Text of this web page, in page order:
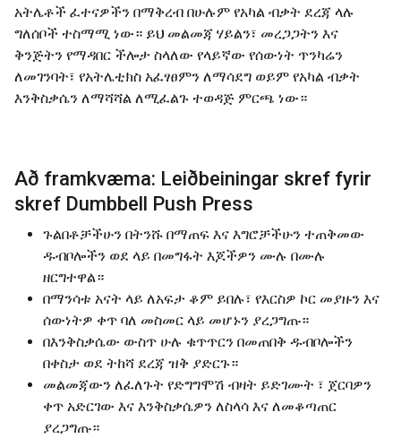
አትሌቶች ፈተናዎችን በማቅረብ በሁሉም የአካል ብቃት ደረጃ ላሉ
ግለሰቦች ተስማሚ ነው። ይህ መልመጃ ሃይልን፣ መረጋጋትን እና
ቅንጅትን የማዳበር ችሎታ ስላለው የላይኛው የሰውነት ጥንካሬን
ለመገንባት፣ የአትሌቲክስ አፈፃፀምን ለማሳደግ ወይም የአካል ብቃት
እንቅስቃሴን ለማሻሻል ለሚፈልጉ ተወዳጅ ምርጫ ነው።
Að framkvæma: Leiðbeiningar skref fyrir
skref Dumbbell Push Press
ጉልበቶቻችሁን በትንሹ በማጠፍ እና እግሮቻችሁን ተጠቅመው
ዱብቦሎችን ወደ ላይ በመግፋት እጆችዎን ሙሉ በሙሉ
ዘርግተዋል።
በማንሳቱ አናት ላይ ለአፍታ ቆም ይበሉ፣ የእርስዎ ኮር መያዙን እና
ሰውነትዎ ቀጥ ባለ መስመር ላይ መሆኑን ያረጋግጡ።
በእንቅስቃሴው ውስጥ ሁሉ ቁጥጥርን በመጠበቅ ዱብቦሎችን
በቀስታ ወደ ትከሻ ደረጃ ዝቅ ያድርጉ።
መልመጃውን ለፈለጉት የድግግሞሽ ብዛት ይድገሙት ፣ ጀርባዎን
ቀጥ አድርገው እና ​​እንቅስቃሴዎን ለስላሳ እና ለመቆጣጠር
ያረጋግጡ።